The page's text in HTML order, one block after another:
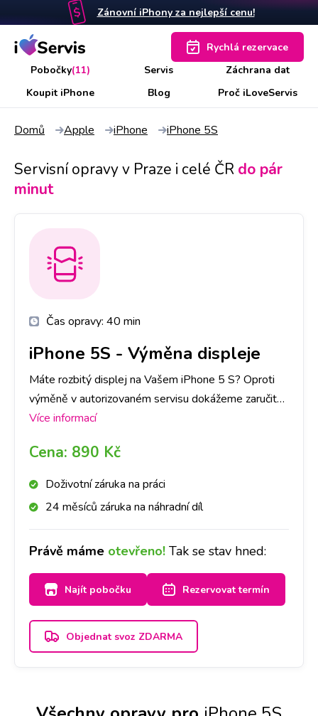
Zánovní iPhony za nejlepší cenu!
Pobočky(11) Servis
Záchrana dat
Koupit iPhone
Blog Proč iLoveServis
Rychlá rezervace
Domů Apple iPhone iPhone 5S
Servisní opravy v Praze i celé ČR do pár
minut
Čas opravy: 40 min
iPhone 5S - Výměna displeje
Máte rozbitý displej na Vašem iPhone 5 S? Oproti
výměně v autorizovaném servisu dokážeme zaručit
expresní provedení výměny a následnou záruku na
Více informací
Cena: 890 Kč
Doživotní záruka na práci
24 měsíců záruka na náhradní díl
Právě máme otevřeno! Tak se stav hned:
Najít pobočku Rezervovat termín
Objednat svoz ZDARMA